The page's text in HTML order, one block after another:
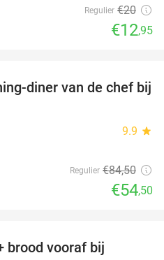
Regulier €20
€12,95
36%
diner van de chef bij
9.9 star
Regulier €84,50
€54,50
brood vooraf bij